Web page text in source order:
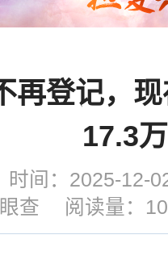
再登记，
17.3
时间：2025-12-
查
阅读量：